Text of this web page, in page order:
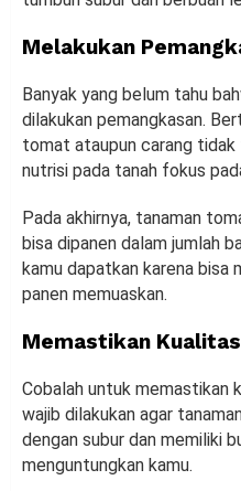
Melakukan
Banyak yang belum tahu
dilakukan pemangkasan.
tomat ataupun carang tidak
nutrisi pada tanah fokus
Pada akhirnya, tanaman
bisa dipanen dalam jumlah
kamu dapatkan karena bisa
panen memuaskan.
Memastikan
Cobalah untuk memastikan
wajib dilakukan agar
dengan subur dan memiliki
menguntungkan kamu.